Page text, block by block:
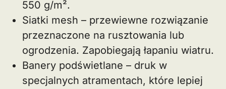
550 g/m².
Siatki mesh – przewiewne rozwiązanie
przeznaczone na rusztowania lub
ogrodzenia. Zapobiegają łapaniu wiatru.
Banery podświetlane – druk w
specjalnych atramentach, które lepiej